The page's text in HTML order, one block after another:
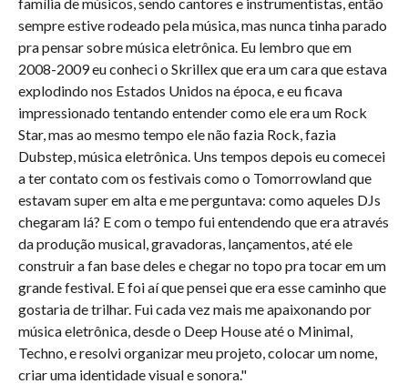
sempre estive rodeado pela música, mas nunca tinha parado
pra pensar sobre música eletrônica. Eu lembro que em
2008-2009 eu conheci o Skrillex que era um cara que estava
explodindo nos Estados Unidos na época, e eu ficava
impressionado tentando entender como ele era um Rock
Star, mas ao mesmo tempo ele não fazia Rock, fazia
Dubstep, música eletrônica. Uns tempos depois eu comecei
a ter contato com os festivais como o Tomorrowland que
estavam super em alta e me perguntava: como aqueles DJs
chegaram lá? E com o tempo fui entendendo que era através
da produção musical, gravadoras, lançamentos, até ele
construir a fan base deles e chegar no topo pra tocar em um
grande festival. E foi aí que pensei que era esse caminho que
gostaria de trilhar. Fui cada vez mais me apaixonando por
música eletrônica, desde o Deep House até o Minimal,
Techno, e resolvi organizar meu projeto, colocar um nome,
criar uma identidade visual e sonora."